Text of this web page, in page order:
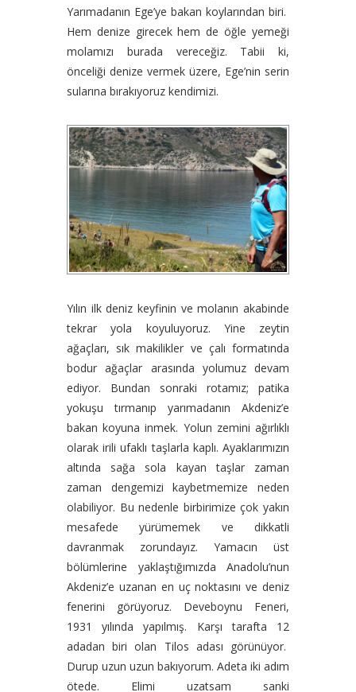
Yarımadanın Ege’ye bakan koylarından biri.
Hem denize girecek hem de öğle yemeği
molamızı burada vereceğiz. Tabii ki,
önceliği denize vermek üzere, Ege’nin serin
sularına bırakıyoruz kendimizi.
Yılın ilk deniz keyfinin ve molanın akabinde
tekrar yola koyuluyoruz. Yine zeytin
ağaçları, sık makilikler ve çalı formatında
bodur ağaçlar arasında yolumuz devam
ediyor. Bundan sonraki rotamız; patika
yokuşu tırmanıp yarımadanın Akdeniz’e
bakan koyuna inmek. Yolun zemini ağırlıklı
olarak irili ufaklı taşlarla kaplı. Ayaklarımızın
altında sağa sola kayan taşlar zaman
zaman dengemizi kaybetmemize neden
olabiliyor. Bu nedenle birbirimize çok yakın
mesafede yürümemek ve dikkatli
davranmak zorundayız. Yamacın üst
bölümlerine yaklaştığımızda Anadolu’nun
Akdeniz’e uzanan en uç noktasını ve deniz
fenerini görüyoruz. Deveboynu Feneri,
1931 yılında yapılmış. Karşı tarafta 12
adadan biri olan Tilos adası görünüyor.
Durup uzun uzun bakıyorum. Adeta iki adım
ötede. Elimi uzatsam sanki